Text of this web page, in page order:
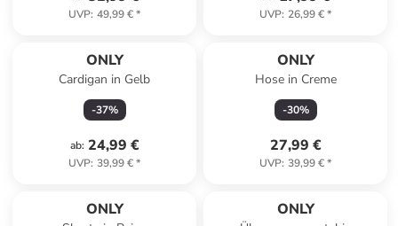
UVP: 49,99 €* UVP: 26,99 €*
ONLY
Cardigan in Gelb
-37%
ab: 24,99 €
UVP: 39,99 €*
ONLY
Hose in Creme
-30%
27,99 €
UVP: 39,99 €*
ONLY ONLY